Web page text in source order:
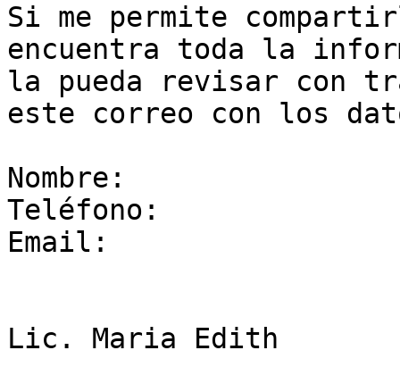
Si me permite
encuentra toda la
la pueda revisar con
este correo con los
Nombre:
Teléfono:
Email:
Lic. Maria Edith